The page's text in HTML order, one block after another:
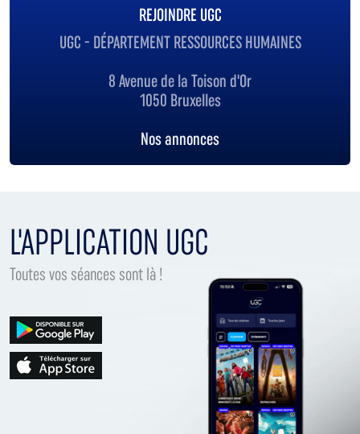
REJOINDRE UGC
UGC - DÉPARTEMENT RESSOURCES HUMAINES
8 Avenue de la Toison d'Or
1050 Bruxelles
Nos annonces
L'APPLICATION UGC
Toutes vos séances sont là !